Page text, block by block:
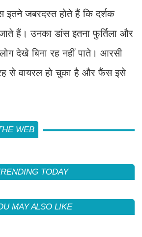
इतने जबरदस्त होते हैं कि दर्शक
हैं। उनका डांस इतना फुर्तिला और
देखे बिना रह नहीं पाते। आरसी
से वायरल हो चुका है और फैंस इसे
WEB
TODAY
MAY ALSO LIKE